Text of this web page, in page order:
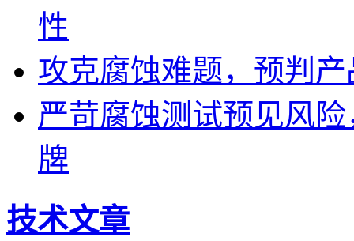
性
攻克腐蚀难题，预判
严苛腐蚀测试预见风
牌
技术文章